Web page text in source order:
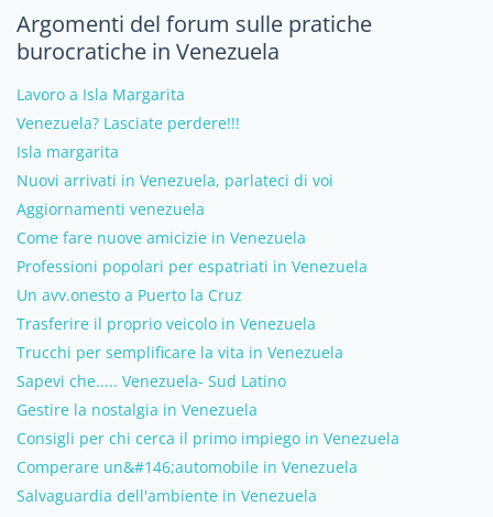
Argomenti del forum sulle pratiche
burocratiche in Venezuela
Lavoro a Isla Margarita
Venezuela? Lasciate perdere!!!
Isla margarita
Nuovi arrivati in Venezuela, parlateci di voi
Aggiornamenti venezuela
Come fare nuove amicizie in Venezuela
Professioni popolari per espatriati in Venezuela
Un avv.onesto a Puerto la Cruz
Trasferire il proprio veicolo in Venezuela
Trucchi per semplificare la vita in Venezuela
Sapevi che..... Venezuela- Sud Latino
Gestire la nostalgia in Venezuela
Consigli per chi cerca il primo impiego in Venezuela
Comperare un&#146;automobile in Venezuela
Salvaguardia dell'ambiente in Venezuela